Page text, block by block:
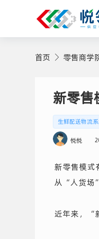
首页 零售商学
新零售
生鲜配送物流
悦悦
新零售模式
从“人货场
近年来，“